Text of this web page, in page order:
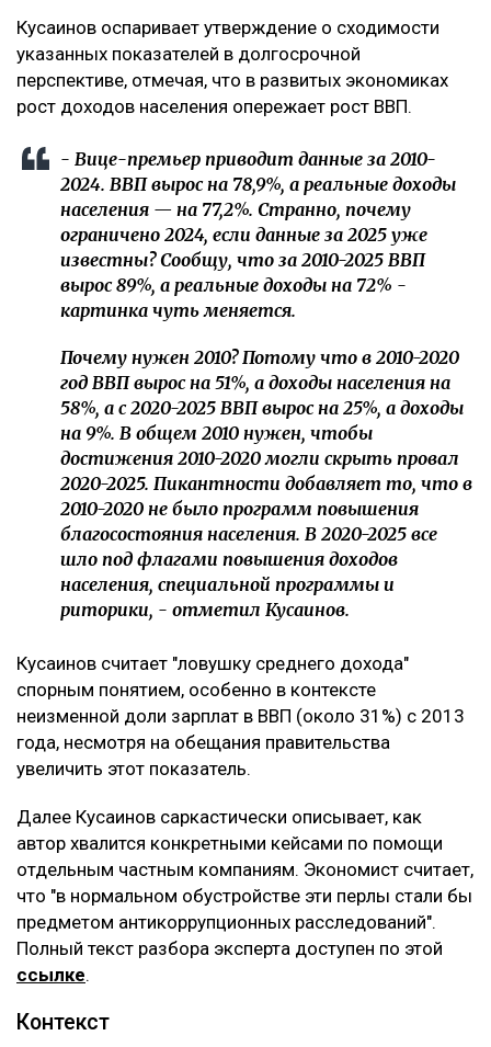
Кусаинов оспаривает утверждение о сходимости
указанных показателей в долгосрочной
перспективе, отмечая, что в развитых экономиках
рост доходов населения опережает рост ВВП.
- Вице-премьер приводит данные за 2010-
2024. ВВП вырос на 78,9%, а реальные доходы
населения — на 77,2%. Странно, почему
ограничено 2024, если данные за 2025 уже
известны? Сообщу, что за 2010-2025 ВВП
вырос 89%, а реальные доходы на 72% -
картинка чуть меняется.
Почему нужен 2010? Потому что в 2010-2020
год ВВП вырос на 51%, а доходы населения на
58%, а с 2020-2025 ВВП вырос на 25%, а доходы
на 9%. В общем 2010 нужен, чтобы
достижения 2010-2020 могли скрыть провал
2020-2025. Пикантности добавляет то, что в
2010-2020 не было программ повышения
благосостояния населения. В 2020-2025 все
шло под флагами повышения доходов
населения, специальной программы и
риторики, - отметил Кусаинов.
Кусаинов считает "ловушку среднего дохода"
спорным понятием, особенно в контексте
неизменной доли зарплат в ВВП (около 31%) с 2013
года, несмотря на обещания правительства
увеличить этот показатель.
Далее Кусаинов саркастически описывает, как
автор хвалится конкретными кейсами по помощи
отдельным частным компаниям. Экономист считает,
что "в нормальном обустройстве эти перлы стали бы
предметом антикоррупционных расследований".
Полный текст разбора эксперта доступен по этой
ссылке.
Контекст